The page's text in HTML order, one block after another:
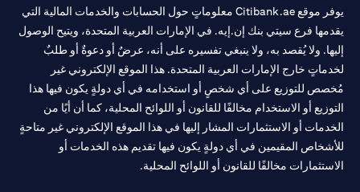
يوفر موقع Citibank.ae معلوماتٍ حول الحسابات والخدمات المالية التي
يقدمها فرع سيتي بنك إن.إيه. في الإمارات العربية المتحدة، ويتيح الوصول
إليها. ولا يُقصد به، ولا ينبغي تفسيره على أنه، عرضٌ أو دعوةٌ أو طلبٌ
لخدماتٍ خارج الإمارات العربية المتحدة. هذا الموقع الإلكتروني غير
مُخصص للتوزيع على أي شخصٍ أو استخدامه في أي دولةٍ يكون فيها هذا
التوزيع أو الاستخدام مخالفًا للقانون أو اللوائح المحلية، كما أن أيًا من
الخدمات أو الاستثمارات المشار إليها في هذا الموقع الإلكتروني غير متاحةٍ
للأشخاص المقيمين في أي دولةٍ يكون فيها تقديم هذه الخدمات أو
الاستثمارات مخالفًا للقانون أو اللوائح المحلية.